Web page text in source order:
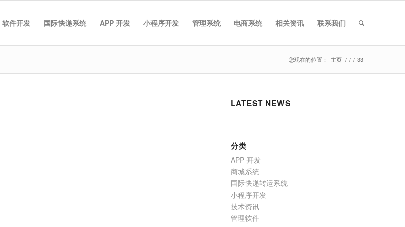
软件开发 国际快递系统 APP 开发 小程序开发 管理系统 电商系统 相关资讯 联系我们
您现在的位置： 主页 / / / 33
LATEST NEWS
分类
APP 开发
商城系统
国际快递转运系统
小程序开发
技术资讯
管理软件